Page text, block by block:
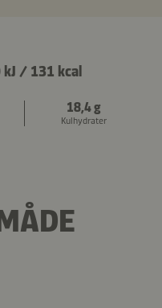
/ 131 kcal
18,4 g
Kulhydrater